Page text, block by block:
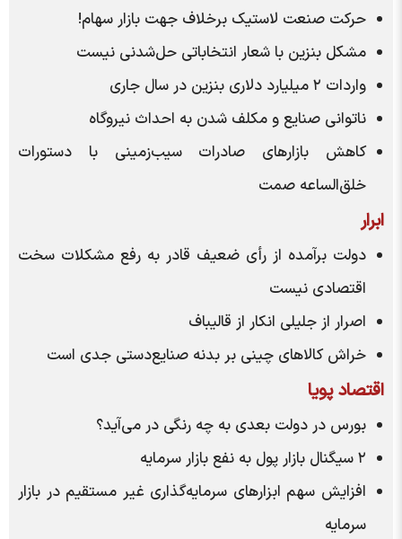
حرکت صنعت لاستیک برخلاف جهت بازار سهام!
مشکل بنزین با شعار انتخاباتی حل‌شدنی نیست
واردات ۲ میلیارد دلاری بنزین در سال جاری
ناتوانی صنایع و مکلف شدن به احداث نیروگاه
کاهش بازار‌های صادرات سیب‌زمینی با دستورات
خلق‌الساعه صمت
ابرار
دولت برآمده از رأی ضعیف قادر به رفع مشکلات سخت
اقتصادی نیست
اصرار از جلیلی انکار از قالیباف
خراش کالا‌های چینی بر بدنه صنایع‌دستی جدی است
اقتصاد پویا
بورس در دولت بعدی به چه رنگی در می‌آید؟
۲ سیگنال بازار پول به نفع بازار سرمایه
افزایش سهم ابزار‌های سرمایه‌گذاری غیر مستقیم در بازار
سرمایه